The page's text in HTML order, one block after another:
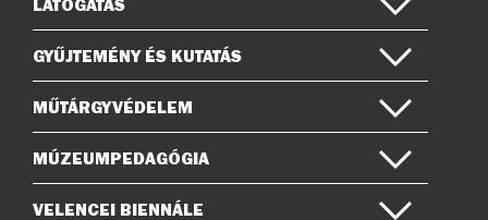
LÁTOGATÁS
GYŰJTEMÉNY ÉS KUTATÁS
MŰTÁRGYVÉDELEM
MÚZEUMPEDAGÓGIA
VELENCEI BIENNÁLE